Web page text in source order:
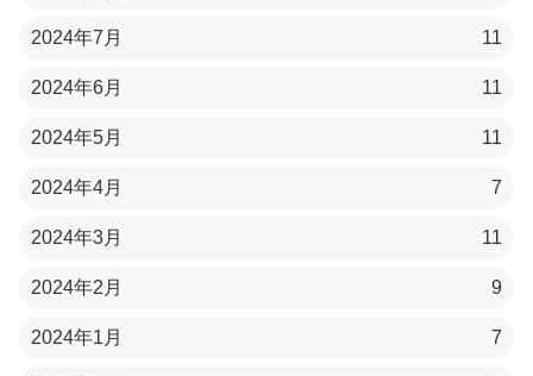
2024年7月 11
2024年6月 11
2024年5月 11
2024年4月 7
2024年3月 11
2024年2月 9
2024年1月 7